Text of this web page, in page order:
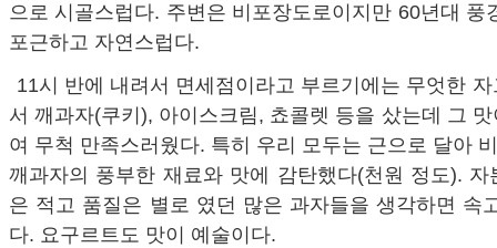
으로 시골스럽다. 주변은 비포장도로이지만 60년대 풍
포근하고 자연스럽다.
11시 반에 내려서 면세점이라고 부르기에는 무엇한
서 깨과자(쿠키), 아이스크림, 쵸콜렛 등을 샀는데 그
여 무척 만족스러웠다. 특히 우리 모두는 근으로 달아
깨과자의 풍부한 재료와 맛에 감탄했다(천원 정도). 자
은 적고 품질은 별로 였던 많은 과자들을 생각하면 속
다. 요구르트도 맛이 예술이다.